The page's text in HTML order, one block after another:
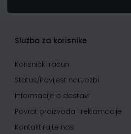
Služba za korisnike
Korisnički račun
Status/Povijest narudžbi
Informacije o dostavi
Povrat proizvoda i reklamacije
Kontaktirajte nas